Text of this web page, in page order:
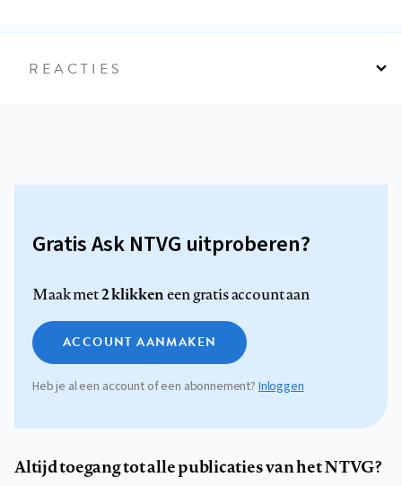
REACTIES
Gratis Ask NTVG uitproberen?
Maak met2 klikkeneen gratis account aan
ACCOUNT AANMAKEN
Heb je al een account of een abonnement?Inloggen
Altijd toegang tot alle publicaties van het NTVG?